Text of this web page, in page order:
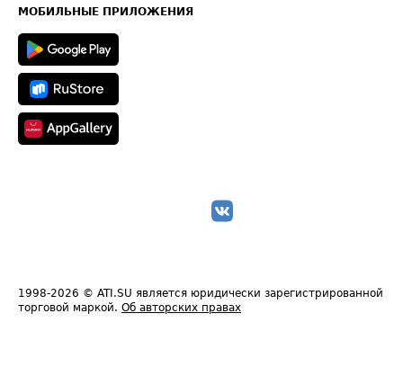
Техническая информация
МОБИЛЬНЫЕ ПРИЛОЖЕНИЯ
1998-2026 © ATI.SU является юридически зарегистрированной
торговой маркой. Об авторских правах